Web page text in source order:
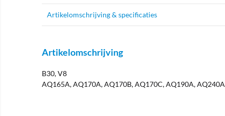
Artikelomschrijving & specificaties
Artikelomschrijving
B30, V8
AQ165A, AQ170A, AQ170B, AQ170C, AQ190A, AQ240A